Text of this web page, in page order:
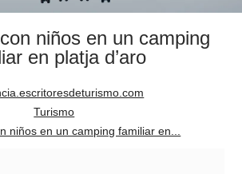
niños en un camping
en platja d’aro
Turismo
niños en un camping familiar en...